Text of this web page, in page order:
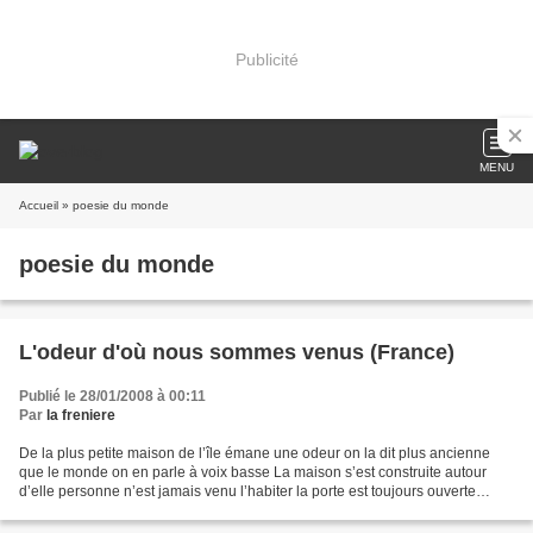
Publicité
MENU
Accueil » poesie du monde
poesie du monde
L'odeur d'où nous sommes venus (France)
Publié le 28/01/2008 à 00:11
Par la freniere
De la plus petite maison de l’île émane une odeur on la dit plus ancienne
que le monde on en parle à voix basse La maison s’est construite autour
d’elle personne n’est jamais venu l’habiter la porte est toujours ouverte